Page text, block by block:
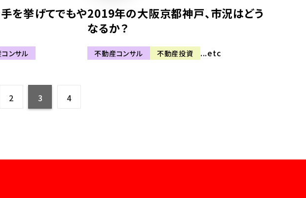
を挙げてでもや
ンサル
2019年の大阪京都神戸、市況はどう
なるか？
不動産コンサル 不動産投資 ...etc
2 3 4